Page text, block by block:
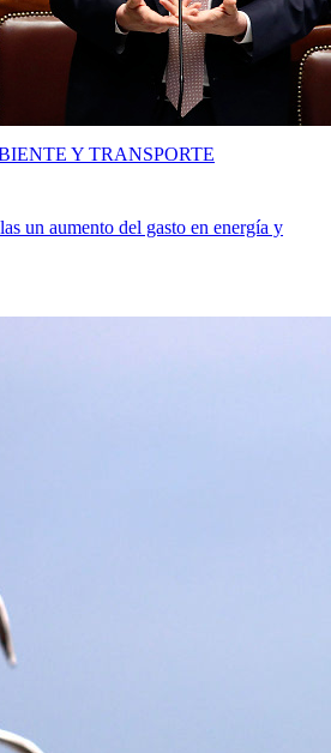
un aumento del gasto en energía y
Y TRANSPORTE